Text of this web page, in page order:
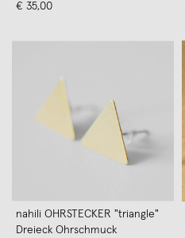
€ 35,00
nahili OHRSTECKER "triangle"
Dreieck Ohrschmuck